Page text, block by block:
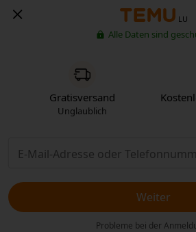
LU
Alle Daten sind
Gratisversand
Unglaublich
Weiter
Probleme bei der